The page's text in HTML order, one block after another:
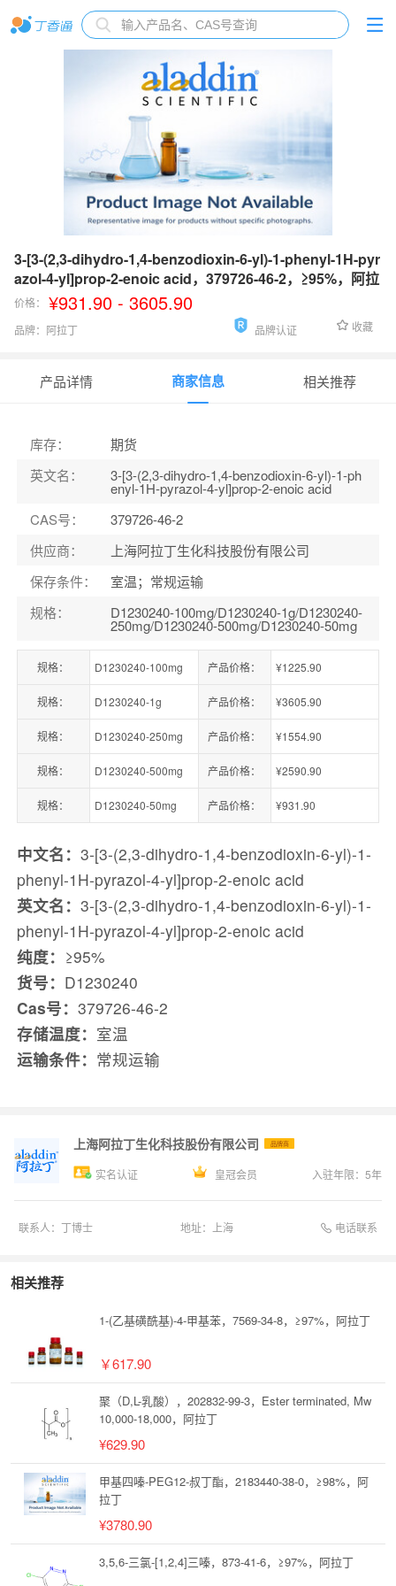
3-[3-(2,3-dihydro-1,4-benzodioxin-6-yl)-1-phenyl-1H-pyr
azol-4-yl]prop-2-enoic acid，379726-46-2，≥95%，阿拉
丁
价格： ¥931.90 - 3605.90
品牌： 阿拉丁 品牌认证 收藏
产品详情 商家信息 相关推荐
库存：
期货
英文名： 3-[3-(2,3-dihydro-1,4-benzodioxin-6-yl)-1-ph
enyl-1H-pyrazol-4-yl]prop-2-enoic acid
CAS号：
379726-46-2
供应商：
上海阿拉丁生化科技股份有限公司
保存条件：
室温；常规运输
规格： D1230240-100mg/D1230240-1g/D1230240-
250mg/D1230240-500mg/D1230240-50mg
规格： D1230240-100mg 产品价格： ¥1225.90
规格： D1230240-1g 产品价格： ¥3605.90
规格： D1230240-250mg 产品价格： ¥1554.90
规格： D1230240-500mg 产品价格： ¥2590.90
规格： D1230240-50mg 产品价格： ¥931.90
中文名： 3-[3-(2,3-dihydro-1,4-benzodioxin-6-yl)-1-
phenyl-1H-pyrazol-4-yl]prop-2-enoic acid
英文名： 3-[3-(2,3-dihydro-1,4-benzodioxin-6-yl)-1-
phenyl-1H-pyrazol-4-yl]prop-2-enoic acid
纯度： ≥95%
货号： D1230240
Cas号： 379726-46-2
存储温度： 室温
运输条件： 常规运输
上海阿拉丁生化科技股份有限公司 品牌商
实名认证 皇冠会员 入驻年限： 5年
联系人： 丁博士 地址： 上海 电话联系
相关推荐
1-(乙基磺酰基)-4-甲基苯，7569-34-8，≥97%，阿拉丁
￥617.90
聚（D,L-乳酸），202832-99-3，Ester terminated, Mw
10,000-18,000，阿拉丁
¥629.90
甲基四嗪-PEG12-叔丁酯，2183440-38-0，≥98%，阿
拉丁
¥3780.90
3,5,6-三氯-[1,2,4]三嗪，873-41-6，≥97%，阿拉丁